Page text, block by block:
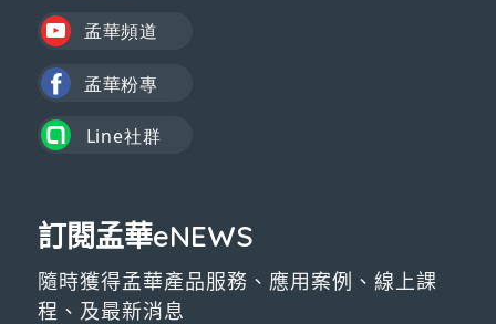
訂閱孟華eNEWS
隨時獲得孟華產品服務、應用案例、線上課
程、及最新消息